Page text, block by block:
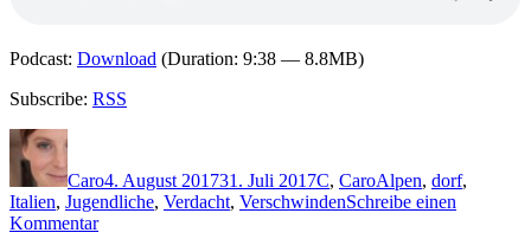
Podcast: Download (Duration: 9:38 — 8.8MB)
Subscribe: RSS
Autor
Caro4. August 201731. Juli 2017C, CaroAlpen, dorf,
Italien, Jugendliche, Verdacht, VerschwindenSchreibe einen
Kommentarzu